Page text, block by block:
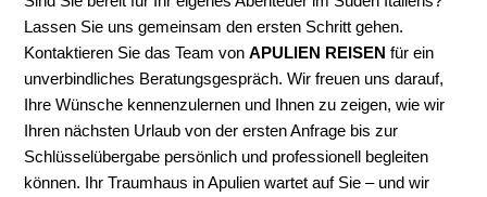
Lassen Sie uns gemeinsam den ersten Schritt gehen.
Kontaktieren Sie das Team vonAPULIEN REISEN für ein
unverbindliches Beratungsgespräch. Wir freuen uns darauf,
Ihre Wünsche kennenzulernen und Ihnen zu zeigen, wie wir
Ihren nächsten Urlaub von der ersten Anfrage bis zur
Schlüsselübergabe persönlich und professionell begleiten
können. Ihr Traumhaus in Apulien wartet auf Sie – und wir